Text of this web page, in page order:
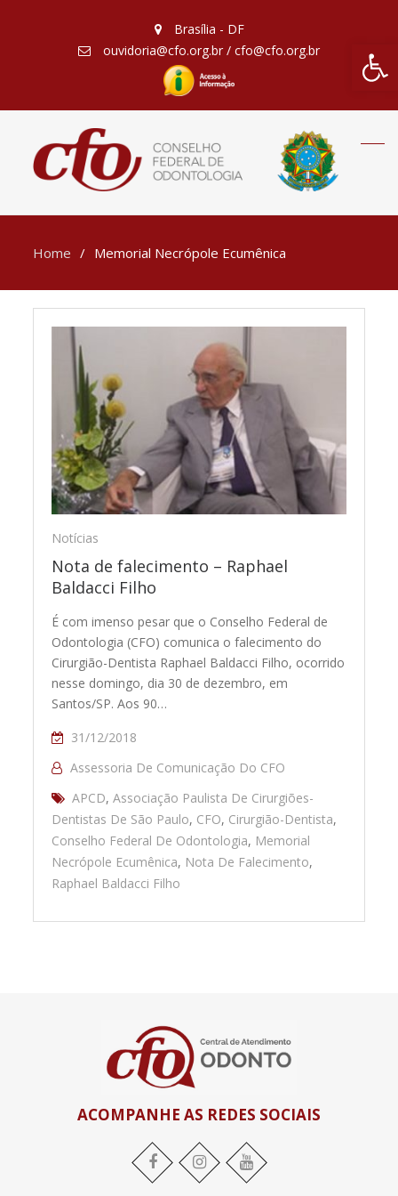
Barra
Brasília - DF
ouvidoria@cfo.org.br / cfo@cfo.org.br
Home Memorial Necrópole Ecumênica
Notícias
Nota de falecimento – Raphael
Baldacci Filho
É com imenso pesar que o Conselho Federal de
Odontologia (CFO) comunica o falecimento do
Cirurgião-Dentista Raphael Baldacci Filho, ocorrido
nesse domingo, dia 30 de dezembro, em
Santos/SP. Aos 90…
31/12/2018
Assessoria De Comunicação Do CFO
APCD,Associação Paulista De Cirurgiões-
Dentistas De São Paulo, CFO, Cirurgião-Dentista,
Conselho Federal De Odontologia, Memorial
Necrópole Ecumênica, Nota De Falecimento,
Raphael Baldacci Filho
ACOMPANHE AS REDES SOCIAIS